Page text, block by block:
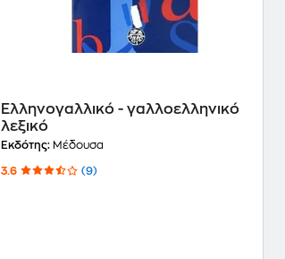
Ελληνογαλλικό - γαλλοελληνικό
λεξικό
Εκδότης:Μέδουσα
3.6 (9)